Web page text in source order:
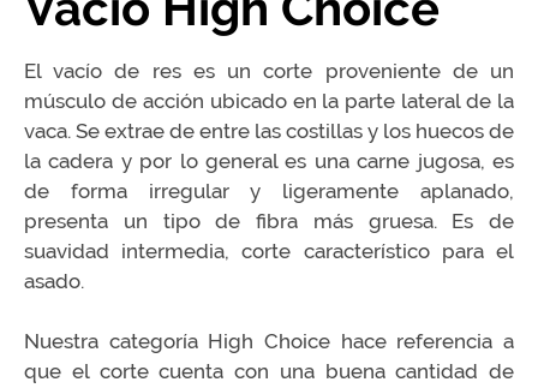
El vacío de res es un corte proveniente de un
músculo de acción ubicado en la parte lateral de la
vaca. Se extrae de entre las costillas y los huecos de
la cadera y por lo general es una carne jugosa, es
de forma irregular y ligeramente aplanado,
presenta un tipo de fibra más gruesa. Es de
suavidad intermedia, corte característico para el
asado.
Nuestra categoría High Choice hace referencia a
que el corte cuenta con una buena cantidad de